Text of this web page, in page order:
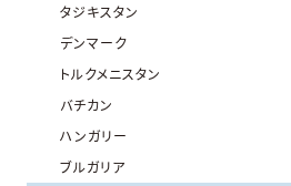
タジキスタン
デンマーク
トルクメニスタン
バチカン
ハンガリー
ブルガリア